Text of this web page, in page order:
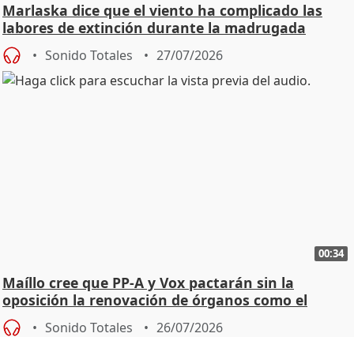
Marlaska dice que el viento ha complicado las
labores de extinción durante la madrugada
Sonido Totales 27/07/2026
00:34
Maíllo cree que PP-A y Vox pactarán sin la
oposición la renovación de órganos como el
Defensor
Sonido Totales 26/07/2026